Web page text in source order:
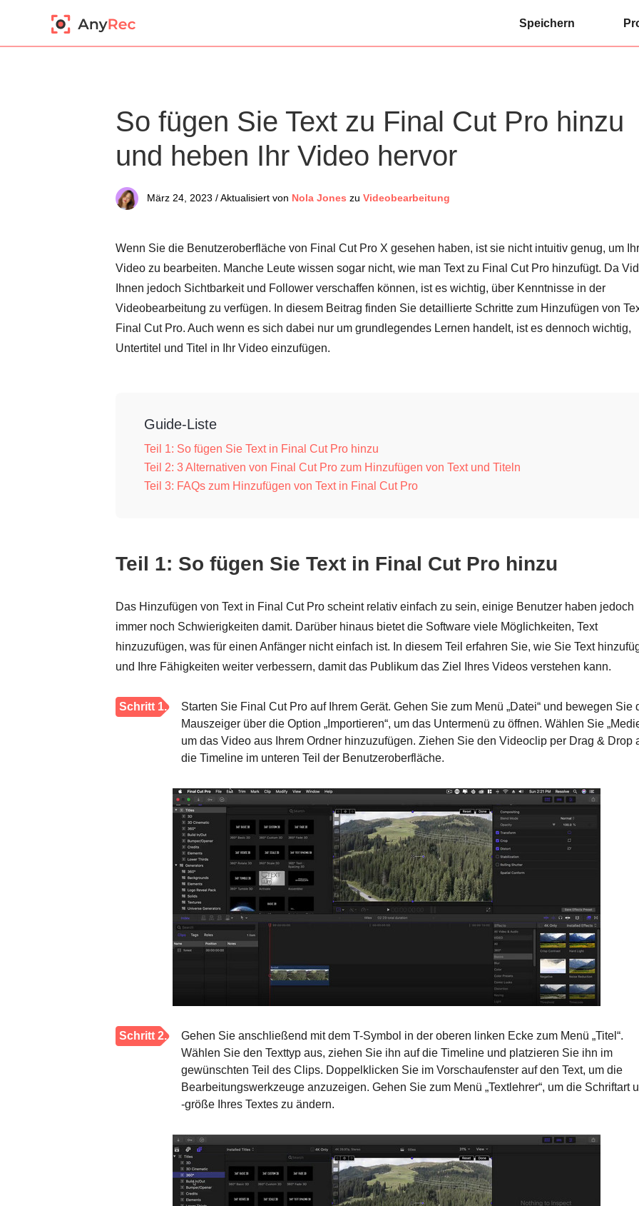
Speichern
So fügen Sie Text zu Final Cut Pro hinzu
und heben Ihr Video hervor
März 24, 2023 / Aktualisiert von Nola Jones zu Videobearbeitung
Wenn Sie die Benutzeroberfläche von Final Cut Pro X gesehen haben, ist sie nicht intuitiv genug, um Ihr
Video zu bearbeiten. Manche Leute wissen sogar nicht, wie man Text zu Final Cut Pro hinzufügt. Da
Ihnen jedoch Sichtbarkeit und Follower verschaffen können, ist es wichtig, über Kenntnisse in der
Videobearbeitung zu verfügen. In diesem Beitrag finden Sie detaillierte Schritte zum Hinzufügen von
Final Cut Pro. Auch wenn es sich dabei nur um grundlegendes Lernen handelt, ist es dennoch wichtig,
Untertitel und Titel in Ihr Video einzufügen.
Guide-Liste
Teil 1: So fügen Sie Text in Final Cut Pro hinzu
Teil 2: 3 Alternativen von Final Cut Pro zum Hinzufügen von Text und Titeln
Teil 3: FAQs zum Hinzufügen von Text in Final Cut Pro
Teil 1: So fügen Sie Text in Final Cut Pro hinzu
Das Hinzufügen von Text in Final Cut Pro scheint relativ einfach zu sein, einige Benutzer haben jedoch
immer noch Schwierigkeiten damit. Darüber hinaus bietet die Software viele Möglichkeiten, Text
hinzuzufügen, was für einen Anfänger nicht einfach ist. In diesem Teil erfahren Sie, wie Sie Text
und Ihre Fähigkeiten weiter verbessern, damit das Publikum das Ziel Ihres Videos verstehen kann.
Schritt 1.
Starten Sie Final Cut Pro auf Ihrem Gerät. Gehen Sie zum Menü „Datei“ und bewegen Sie
Mauszeiger über die Option „Importieren“, um das Untermenü zu öffnen. Wählen Sie
um das Video aus Ihrem Ordner hinzuzufügen. Ziehen Sie den Videoclip per Drag & Drop
die Timeline im unteren Teil der Benutzeroberfläche.
Schritt 2.
Gehen Sie anschließend mit dem T-Symbol in der oberen linken Ecke zum Menü „Titel“.
Wählen Sie den Texttyp aus, ziehen Sie ihn auf die Timeline und platzieren Sie ihn im
gewünschten Teil des Clips. Doppelklicken Sie im Vorschaufenster auf den Text, um die
Bearbeitungswerkzeuge anzuzeigen. Gehen Sie zum Menü „Textlehrer“, um die Schriftart
-größe Ihres Textes zu ändern.